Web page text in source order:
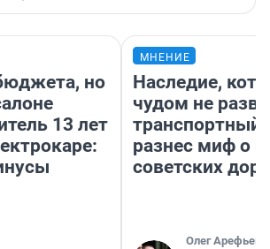
но
13 лет
МНЕНИЕ
Наследие,
чудом не
транспортный
разнес миф о
советских
Олег Арефьев